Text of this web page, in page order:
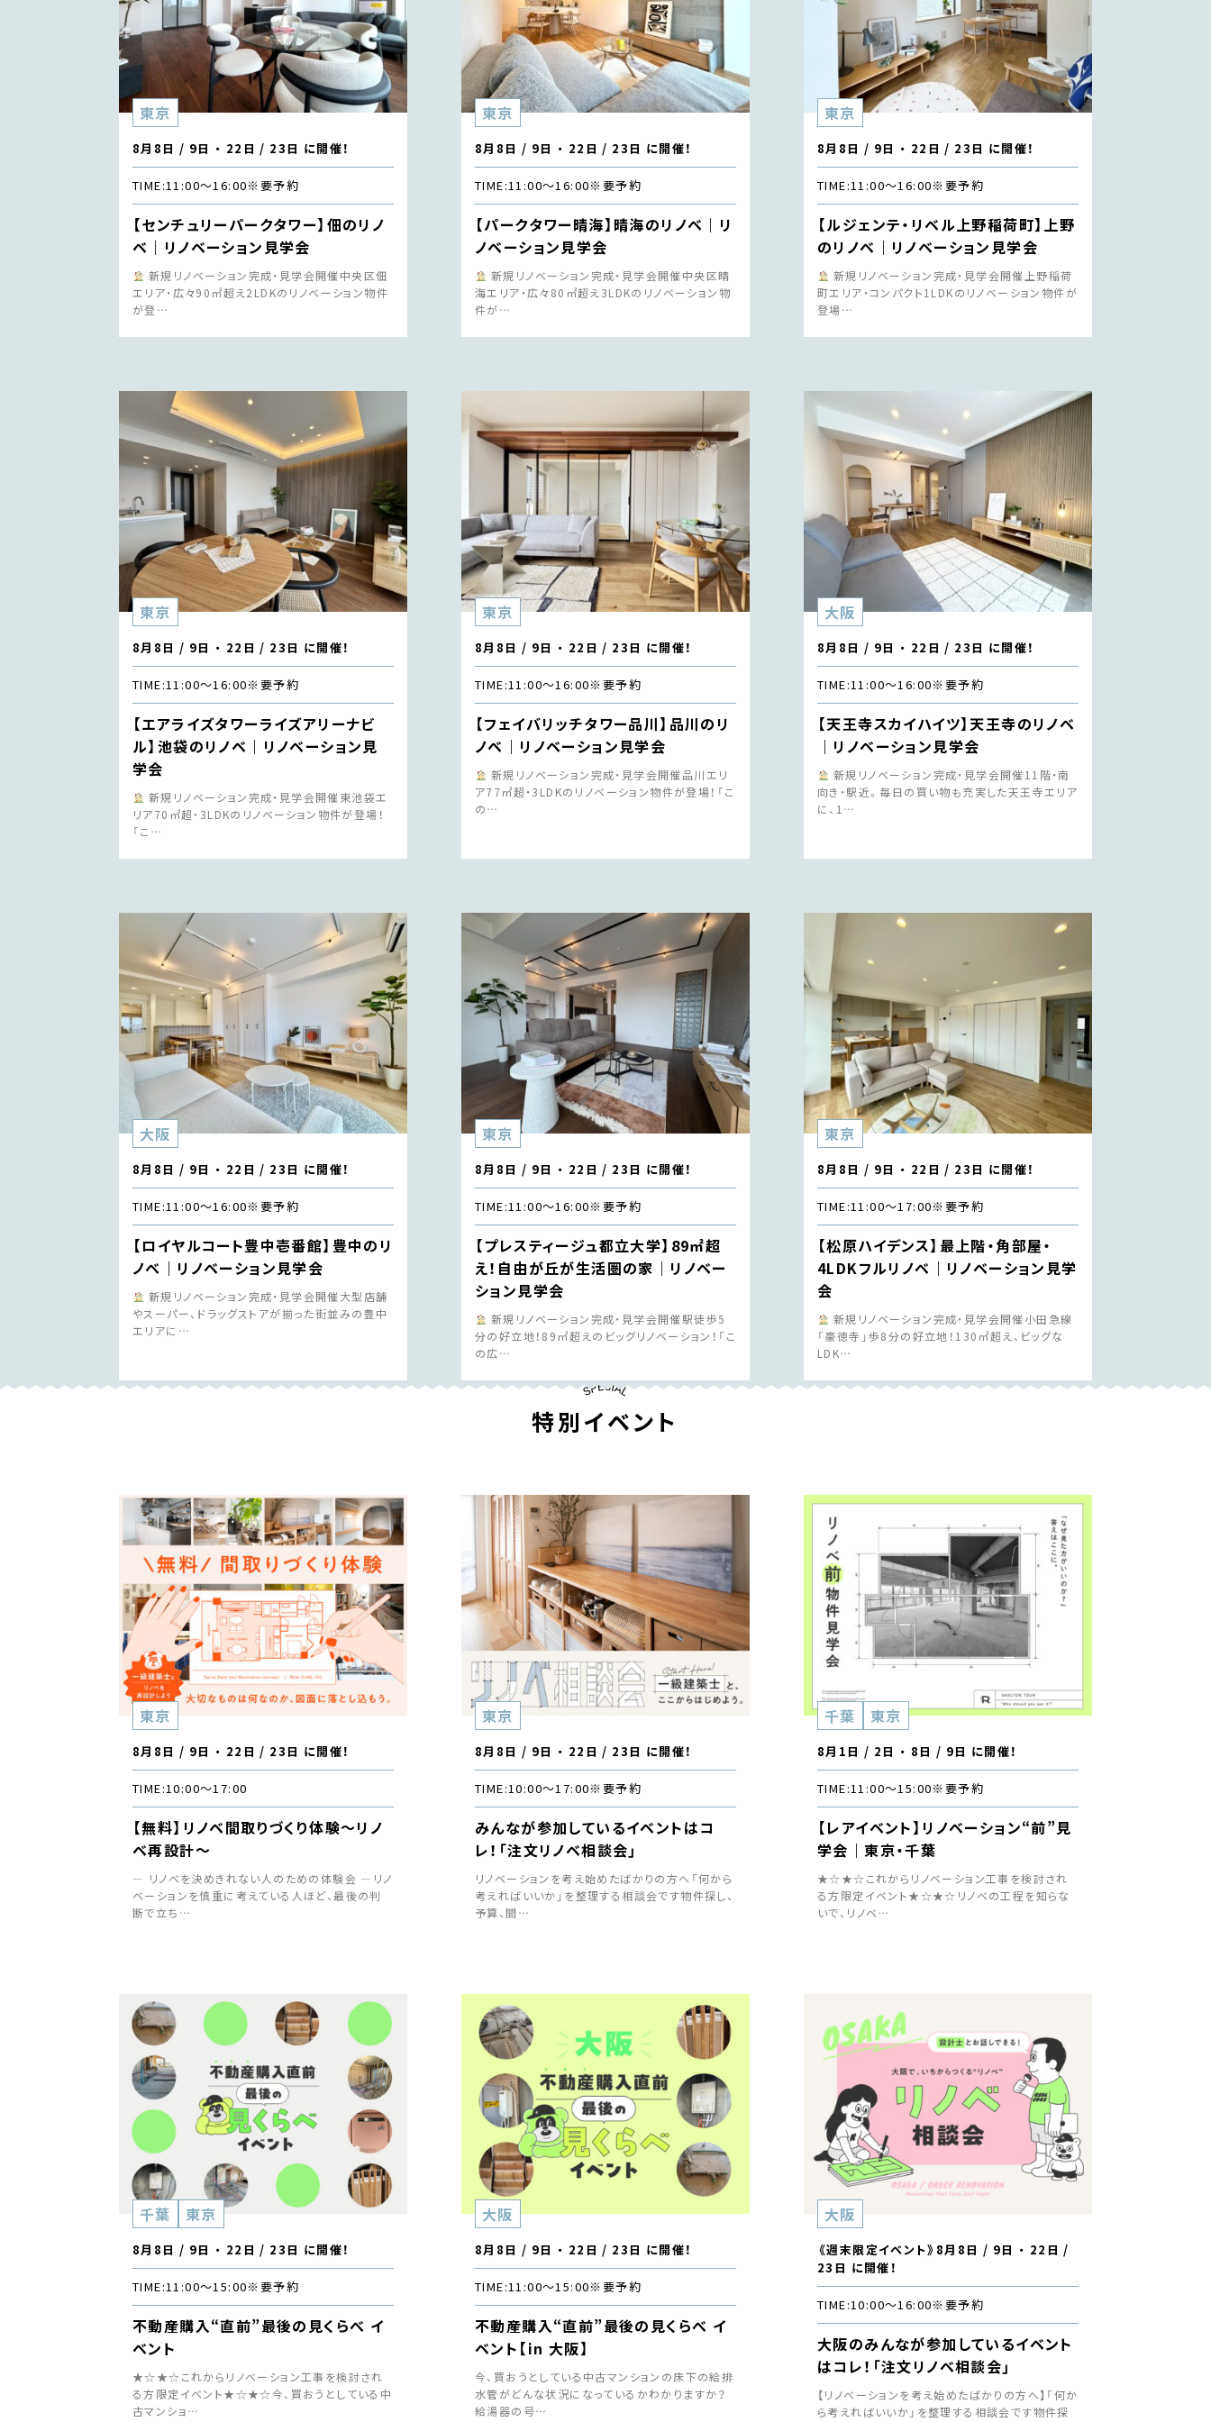
東京
8月8日 / 9日 ・ 22日 / 23日 に開催！
TIME:11:00〜16:00※要予約
【センチュリーパークタワー】佃のリノ
ベ｜リノベーション見学会
新規リノベーション完成・見学会開催中央区佃
エリア・広々90㎡超え2LDKのリノベーション物件
が登…
東京
8月8日 / 9日 ・ 22日 / 23日 に開催！
TIME:11:00〜16:00※要予約
【パークタワー晴海】晴海のリノベ｜リ
ノベーション見学会
新規リノベーション完成・見学会開催中央区晴
海エリア・広々80㎡超え3LDKのリノベーション物
件が…
東京
8月8日 / 9日 ・ 22日 / 23日 に開催！
TIME:11:00〜16:00※要予約
【ルジェンテ・リベル上野稲荷町】上野
のリノベ｜リノベーション見学会
新規リノベーション完成・見学会開催上野稲荷
町エリア・コンパクト1LDKのリノベーション物件が
登場…
東京
8月8日 / 9日 ・ 22日 / 23日 に開催！
TIME:11:00〜16:00※要予約
【エアライズタワーライズアリーナビ
ル】池袋のリノベ｜リノベーション見
学会
新規リノベーション完成・見学会開催東池袋エ
リア70㎡超・3LDKのリノベーション物件が登場！
「こ…
東京
8月8日 / 9日 ・ 22日 / 23日 に開催！
TIME:11:00〜16:00※要予約
【フェイバリッチタワー品川】品川のリ
ノベ｜リノベーション見学会
新規リノベーション完成・見学会開催品川エリ
ア77㎡超・3LDKのリノベーション物件が登場！「こ
の…
大阪
8月8日 / 9日 ・ 22日 / 23日 に開催！
TIME:11:00〜16:00※要予約
【天王寺スカイハイツ】天王寺のリノベ
｜リノベーション見学会
新規リノベーション完成・見学会開催11階・南
向き・駅近。毎日の買い物も充実した天王寺エリア
に、1…
大阪
8月8日 / 9日 ・ 22日 / 23日 に開催！
TIME:11:00〜16:00※要予約
【ロイヤルコート豊中壱番館】豊中のリ
ノベ｜リノベーション見学会
新規リノベーション完成・見学会開催大型店舗
やスーパー、ドラッグストアが揃った街並みの豊中
エリアに…
東京
8月8日 / 9日 ・ 22日 / 23日 に開催！
TIME:11:00〜16:00※要予約
【プレスティージュ都立大学】89㎡超
え！自由が丘が生活圏の家｜リノベー
ション見学会
新規リノベーション完成・見学会開催駅徒歩5
分の好立地！89㎡超えのビッグリノベーション！「こ
の広…
東京
8月8日 / 9日 ・ 22日 / 23日 に開催！
TIME:11:00〜17:00※要予約
【松原ハイデンス】最上階・角部屋・
4LDKフルリノベ｜リノベーション見学
会
新規リノベーション完成・見学会開催小田急線
「豪徳寺」歩8分の好立地！130㎡超え、ビッグな
LDK…
特別イベント
東京
8月8日 / 9日 ・ 22日 / 23日 に開催！
TIME:10:00〜17:00
【無料】リノベ間取りづくり体験〜リノ
ベ再設計〜
― リノベを決めきれない人のための体験会 ―リノ
ベーションを慎重に考えている人ほど、最後の判
断で立ち…
東京
8月8日 / 9日 ・ 22日 / 23日 に開催！
TIME:10:00〜17:00※要予約
みんなが参加しているイベントはコ
レ！「注文リノベ相談会」
リノベーションを考え始めたばかりの方へ「何から
考えればいいか」を整理する相談会です物件探し、
予算、間…
千葉 東京
8月1日 / 2日 ・ 8日 / 9日 に開催！
TIME:11:00〜15:00※要予約
【レアイベント】リノベーション“前”見
学会｜東京・千葉
★☆★☆これからリノベーション工事を検討され
る方限定イベント★☆★☆リノベの工程を知らな
いで、リノベ…
千葉 東京
8月8日 / 9日 ・ 22日 / 23日 に開催！
TIME:11:00〜15:00※要予約
不動産購入“直前”最後の見くらべ イ
ベント
★☆★☆これからリノベーション工事を検討され
る方限定イベント★☆★☆今、買おうとしている中
古マンショ…
大阪
8月8日 / 9日 ・ 22日 / 23日 に開催！
TIME:11:00〜15:00※要予約
不動産購入“直前”最後の見くらべ イ
ベント【in 大阪】
今、買おうとしている中古マンションの床下の給排
水管がどんな状況になっているかわかりますか？
給湯器の号…
大阪
《週末限定イベント》8月8日 / 9日 ・ 22日 /
23日 に開催！
TIME:10:00〜16:00※要予約
大阪のみんなが参加しているイベント
はコレ！「注文リノベ相談会」
【リノベーションを考え始めたばかりの方へ】「何か
ら考えればいいか」を整理する相談会です物件探